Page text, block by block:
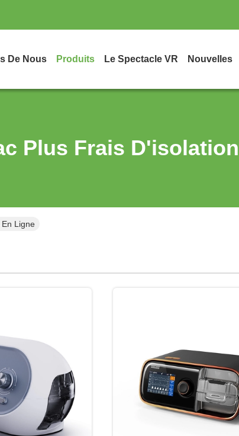
De Nous Produits Le Spectacle VR Nouvelles
Plus Frais D'isolation
Ligne